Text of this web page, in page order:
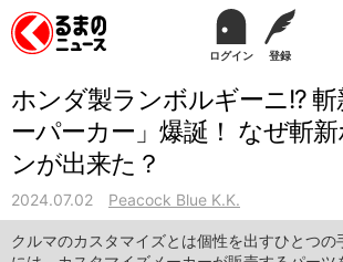
ログイン 登録
ホンダ製ランボルギーニ!? 斬
ーパーカー」爆誕！ なぜ斬
ンが出来た？
2024.07.02 Peacock Blue K.K.
クルマのカスタマイズとは個性を出すひとつの